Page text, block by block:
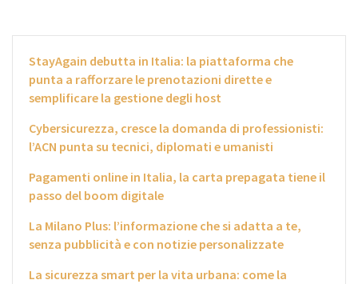
StayAgain debutta in Italia: la piattaforma che
punta a rafforzare le prenotazioni dirette e
semplificare la gestione degli host
Cybersicurezza, cresce la domanda di professionisti:
l’ACN punta su tecnici, diplomati e umanisti
Pagamenti online in Italia, la carta prepagata tiene il
passo del boom digitale
La Milano Plus: l’informazione che si adatta a te,
senza pubblicità e con notizie personalizzate
La sicurezza smart per la vita urbana: come la